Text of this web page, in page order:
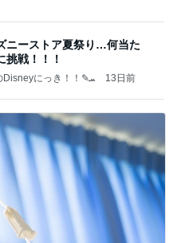
ニーストア夏祭り…何当た
挑戦！！！
高校生Dヲタ Ꭰ-ᎮꭵꭹꭴのDisneyにっき！！✎ܚ 13日前